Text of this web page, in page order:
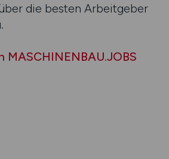
die besten Arbeitgeber
MASCHINENBAU.JOBS